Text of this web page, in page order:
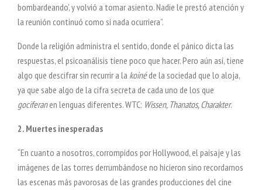
bombardeando’, y volvió a tomar asiento. Nadie le prestó atención y
la reunión continuó como si nada ocurriera”.
Donde la religión administra el sentido, donde el pánico dicta las
respuestas, el psicoanálisis tiene poco que hacer. Pero aún así, tiene
algo que descifrar sin recurrir a la koinéde la sociedad que lo aloja,
ya que sabe algo de la cifra secreta de cada uno de los que
gociferanen lenguas diferentes. WTC: Wissen, Thanatos, Charakter.
2. Muertes inesperadas
“En cuanto a nosotros, corrompidos por Hollywood, el paisaje y las
imágenes de las torres derrumbándose no hicieron sino recordarnos
las escenas más pavorosas de las grandes producciones del cine